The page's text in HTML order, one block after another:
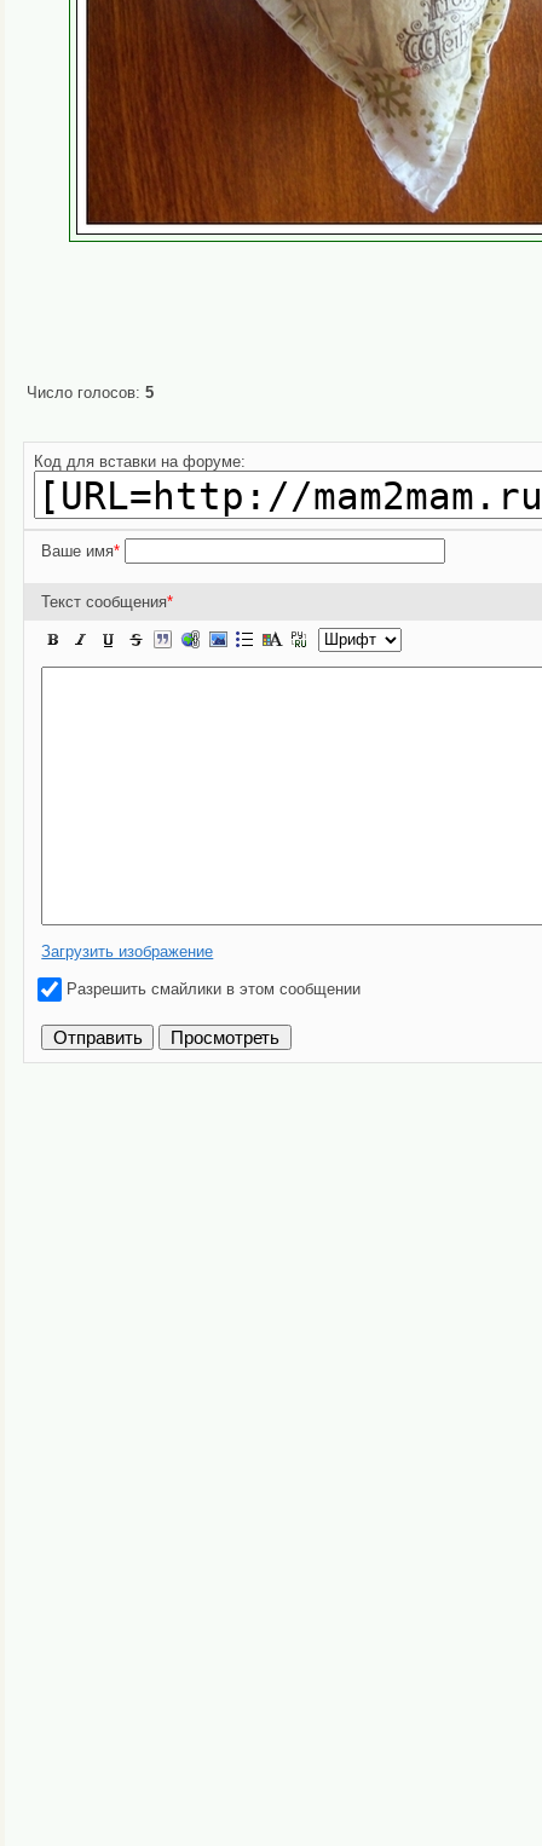
Число голосов: 5
Код для вставки на форуме:
Ваше имя*
Текст сообщения*
Загрузить изображение
Разрешить смайлики в этом сообщении